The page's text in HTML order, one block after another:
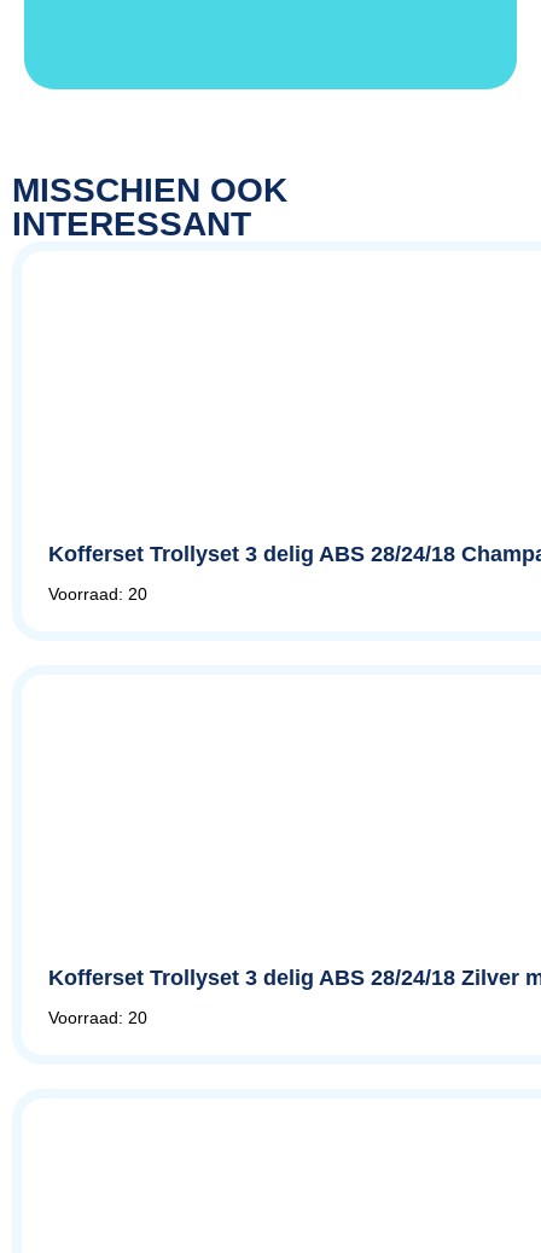
MISSCHIEN OOK
INTERESSANT
Kofferset Trollyset 3 delig ABS 28/24/18
Voorraad: 20
Kofferset Trollyset 3 delig ABS 28/24/18 Zilver
Voorraad: 20